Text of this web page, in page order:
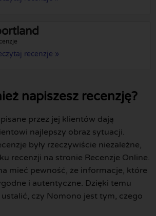
recenzje »
napiszesz recenzję?
przez jej klientów dają
najlepszy obraz sytuacji.
były rzeczywiście niezależne,
recenzji na stronie Recenzje Online.
mieć pewność, że informacje, które
i autentyczne. Dzięki temu
czy Nomono jest tym, czego